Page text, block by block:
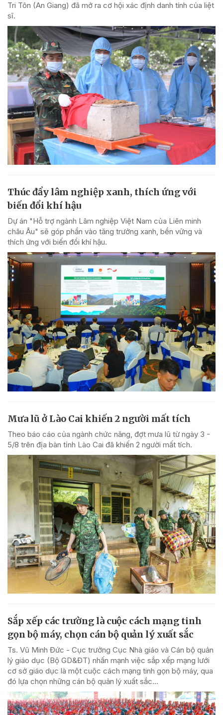
Tri Tôn (An Giang) đã mở ra cơ hội xác định danh tính của liệt
sĩ.
Thúc đẩy lâm nghiệp xanh, thích ứng với
biến đổi khí hậu
Dự án "Hỗ trợ ngành Lâm nghiệp Việt Nam của Liên minh
châu Âu" sẽ góp phần vào tăng trưởng xanh, bền vững và
thích ứng với biến đổi khí hậu.
Mưa lũ ở Lào Cai khiến 2 người mất tích
Theo báo cáo của ngành chức năng, đợt mưa lũ từ ngày 3 -
5/8 trên địa bàn tỉnh Lào Cai đã khiến 2 người mất tích.
Sắp xếp các trường là cuộc cách mạng tinh
gọn bộ máy, chọn cán bộ quản lý xuất sắc
Ts. Vũ Minh Đức - Cục trưởng Cục Nhà giáo và Cán bộ quản
lý giáo dục (Bộ GD&ĐT) nhấn mạnh việc sắp xếp mạng lưới
cơ sở giáo dục là một cuộc cách mạng tinh gọn bộ máy, qua
đó lựa chọn những cán bộ quản lý xuất sắc...